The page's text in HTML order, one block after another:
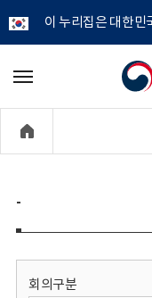
이 누리집은 대한민
개
정
보
메
기
-
회의구분